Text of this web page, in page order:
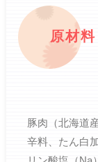
原材料
豚肉（北海道
辛料、たん白